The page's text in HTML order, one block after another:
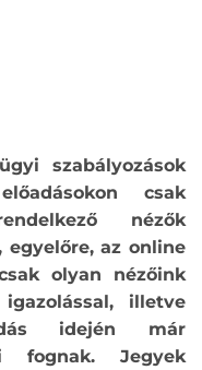
szabályozások
csak
nézők
egyelőre, az online
olyan nézőink
illetve
idején már
fognak. Jegyek